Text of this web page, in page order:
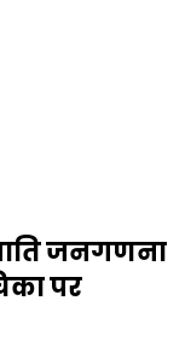
जनगणना
पर